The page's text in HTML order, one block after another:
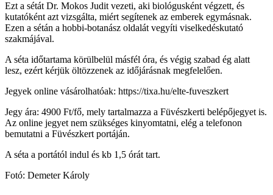
Ezt a sétát Dr. Mokos Judit vezeti, aki biológusként végzett, és
kutatóként azt vizsgálta, miért segítenek az emberek egymásnak.
Ezen a sétán a hobbi-botanász oldalát vegyíti viselkedéskutató
szakmájával.
A séta időtartama körülbelül másfél óra, és végig szabad ég alatt
lesz, ezért kérjük öltözzenek az időjárásnak megfelelően.
Jegyek online vásárolhatóak: https://tixa.hu/elte-fuveszkert
Jegy ára: 4900 Ft/fő, mely tartalmazza a Füvészkerti belépőjegyet is.
Az online jegyet nem szükséges kinyomtatni, elég a telefonon
bemutatni a Füvészkert portáján.
A séta a portától indul és kb 1,5 órát tart.
Fotó: Demeter Károly